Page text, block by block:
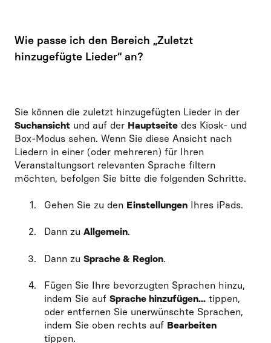
Wie passe ich den Bereich „Zuletzt
hinzugefügte Lieder“ an?
Sie können die zuletzt hinzugefügten Lieder in der
Suchansicht und auf der Hauptseite des Kiosk- und
Box-Modus sehen. Wenn Sie diese Ansicht nach
Liedern in einer (oder mehreren) für Ihren
Veranstaltungsort relevanten Sprache filtern
möchten, befolgen Sie bitte die folgenden Schritte.
Gehen Sie zu den Einstellungen Ihres iPads.
Dann zu Allgemein.
Dann zu Sprache & Region.
Fügen Sie Ihre bevorzugten Sprachen hinzu,
indem Sie auf Sprache hinzufügen... tippen,
oder entfernen Sie unerwünschte Sprachen,
indem Sie oben rechts auf Bearbeiten
tippen.